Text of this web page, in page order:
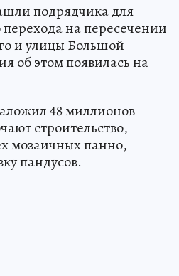
подрядчика для
на пересечении
и улицы Большой
об этом появилась на
48 миллионов
строительство,
мозаичных панно,
пандусов.